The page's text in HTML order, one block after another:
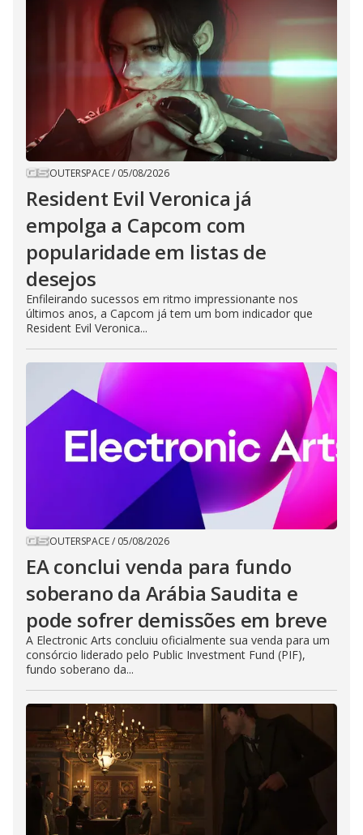
OUTERSPACE/ 05/08/2026
Resident Evil Veronica já
empolga a Capcom com
popularidade em listas de
desejos
Enfileirando sucessos em ritmo impressionante nos
últimos anos, a Capcom já tem um bom indicador que
Resident Evil Veronica...
OUTERSPACE/ 05/08/2026
EA conclui venda para fundo
soberano da Arábia Saudita e
pode sofrer demissões em breve
A Electronic Arts concluiu oficialmente sua venda para um
consórcio liderado pelo Public Investment Fund (PIF),
fundo soberano da...